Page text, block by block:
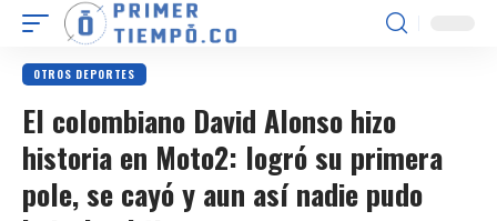
OTROS DEPORTES
El colombiano David Alonso hizo
historia en Moto2: logró su primera
pole, se cayó y aun así nadie pudo